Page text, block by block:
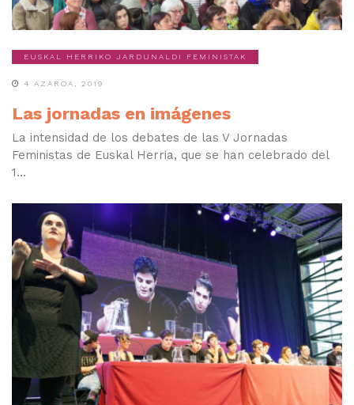
EUSKAL HERRIKO JARDUNALDI FEMINISTAK
4 AZAROA, 2019
Las jornadas en imágenes
La intensidad de los debates de las V Jornadas
Feministas de Euskal Herria, que se han celebrado del
1...